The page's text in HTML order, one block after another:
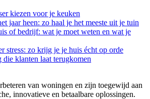
kiezen voor je keuken
jaar heen: zo haal je het meeste uit je tuin
of bedrijf: wat je moet weten en wat je
stress: zo krijg je je huis écht op orde
klanten laat terugkomen
van woningen en zijn toegewijd aan
innovatieve en betaalbare oplossingen.